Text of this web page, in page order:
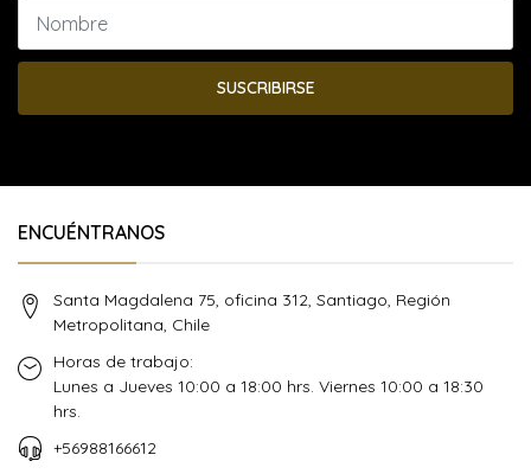
SUSCRIBIRSE
ENCUÉNTRANOS
Santa Magdalena 75, oficina 312, Santiago, Región
Metropolitana, Chile
Horas de trabajo:
Lunes a Jueves 10:00 a 18:00 hrs. Viernes 10:00 a 18:30
hrs.
+56988166612